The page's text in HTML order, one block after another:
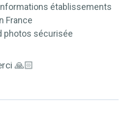
établissements
France
photos sécurisée
🙏🏻